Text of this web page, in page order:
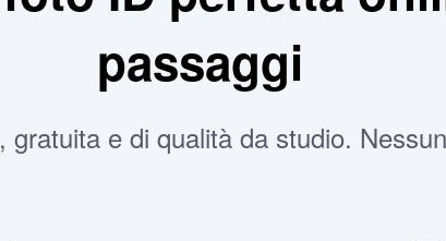
passaggi
e di qualità da studio.